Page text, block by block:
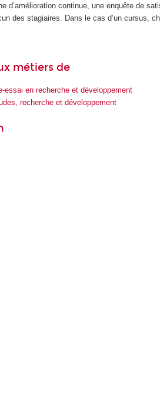
d’amélioration continue, une enquête de
des stagiaires. Dans le cas d’un cursus,
métiers de
essai en recherche et développement
recherche et développement